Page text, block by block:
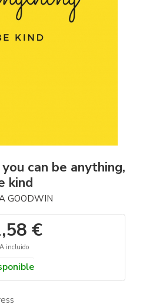
can be anything,
kind
GOODWIN
€
incluido